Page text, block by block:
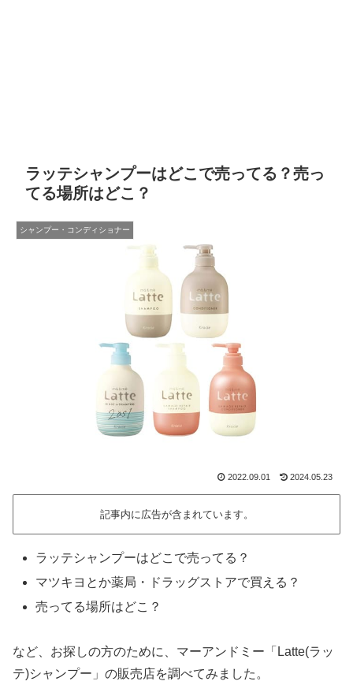
ラッテシャンプーはどこで売ってる？売っ
てる場所はどこ？
シャンプー・コンディショナー
2022.09.01 2024.05.23
記事内に広告が含まれています。
ラッテシャンプーはどこで売ってる？
マツキヨとか薬局・ドラッグストアで買える？
売ってる場所はどこ？
など、お探しの方のために、マーアンドミー「Latte(ラッ
テ)シャンプー」の販売店を調べてみました。